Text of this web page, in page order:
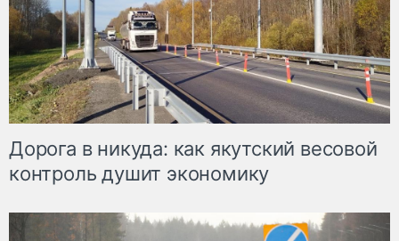
Дорога в никуда: как якутский весовой
контроль душит экономику